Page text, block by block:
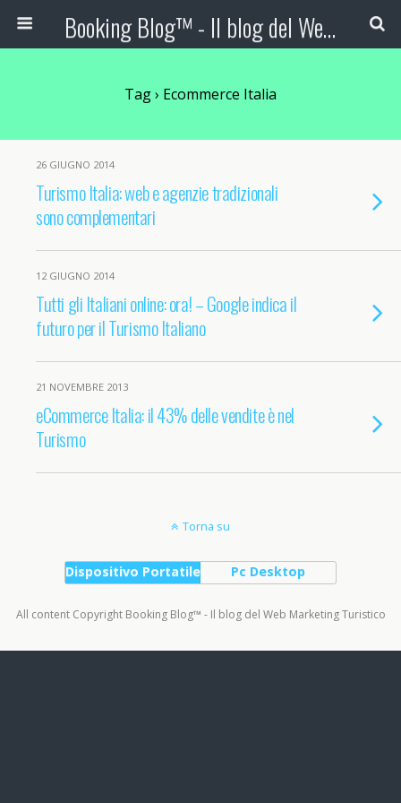
Booking Blog™ - Il blog del Web Marketing Turistico
Tag › Ecommerce Italia
26 GIUGNO 2014
Turismo Italia: web e agenzie tradizionali
sono complementari
12 GIUGNO 2014
Tutti gli Italiani online: ora! – Google indica il
futuro per il Turismo Italiano
21 NOVEMBRE 2013
eCommerce Italia: il 43% delle vendite è nel
Turismo
Torna su
Dispositivo Portatile Pc Desktop
All content Copyright Booking Blog™ - Il blog del Web Marketing Turistico